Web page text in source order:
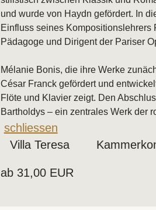
und wurde von Haydn gefördert. In
Einfluss seines Kompositionslehrers
Pädagoge und Dirigent der Pariser
Mélanie Bonis, die ihre Werke
César Franck gefördert und
Flöte und Klavier zeigt. Den
Bartholdys – ein zentrales Werk der
Weitere Informationen zur Veranstaltung
schliessen
Villa Teresa
ab 31,00 EUR